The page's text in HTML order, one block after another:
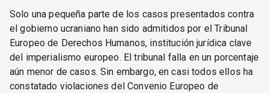
Solo una pequeña parte de los casos presentados contra
el gobierno ucraniano han sido admitidos por el Tribunal
Europeo de Derechos Humanos, institución jurídica clave
del imperialismo europeo. El tribunal falla en un porcentaje
aún menor de casos. Sin embargo, en casi todos ellos ha
constatado violaciones del Convenio Europeo de